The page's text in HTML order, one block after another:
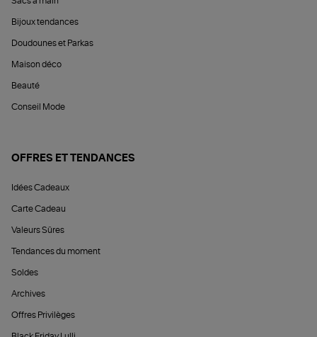
Bijoux tendances
Doudounes et Parkas
Maison déco
Beauté
Conseil Mode
OFFRES ET TENDANCES
Idées Cadeaux
Carte Cadeau
Valeurs Sûres
Tendances du moment
Soldes
Archives
Offres Privilèges